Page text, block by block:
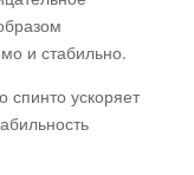
и стабильно.
спинто ускоряет